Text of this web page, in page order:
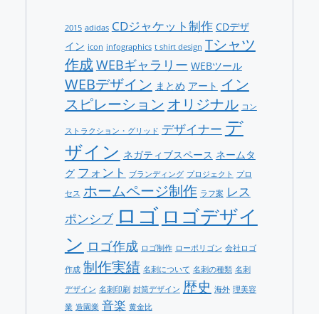
2015 adidas CDジャケット制作 CDデザ
イン icon infographics t shirt design Tシャツ
作成WEBギャラリー WEBツール
WEBデザイン まとめ アート イン
スピレーション オリジナル コン
ストラクション・グリッド デザイナー デ
ザイン ネガティブスペース ネームタ
グ フォント ブランディング プロジェクト プロ
セス ホームページ制作 ラフ案 レス
ポンシブ ロゴ ロゴデザイ
ン ロゴ作成 ロゴ制作 ローポリゴン 会社ロゴ
作成 制作実績 名刺について 名刺の種類 名刺
デザイン 名刺印刷 封筒デザイン 歴史 海外 理美容
業 造園業 音楽 黄金比